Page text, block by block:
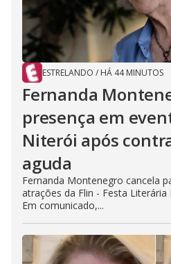
ESTRELANDO / HÁ 44 MINUTOS
Fernanda
presença em
Niterói após
aguda
Fernanda Montenegro cancela
atrações da Flin - Festa
Em comunicado,...